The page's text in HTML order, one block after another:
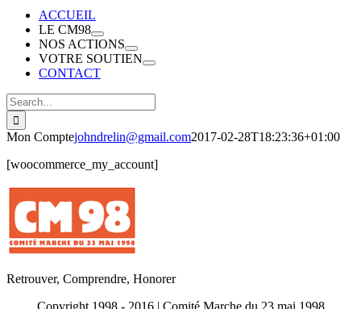
ACCUEIL
LE CM98
NOS ACTIONS
VOTRE SOUTIEN
CONTACT
Search
for:
Mon Comptejohndrelin@gmail.com2017-02-28T18:23:36+01:00
[woocommerce_my_account]
Retrouver, Comprendre, Honorer
Copyright 1998 - 2016 | Comité Marche du 23 mai 1998